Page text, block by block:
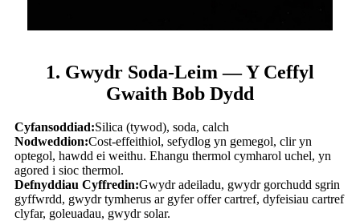
1. Gwydr Soda-Leim — Y Ceffyl
Gwaith Bob Dydd
Cyfansoddiad:Silica (tywod), soda, calch
Nodweddion:Cost-effeithiol, sefydlog yn gemegol, clir yn
optegol, hawdd ei weithu. Ehangu thermol cymharol uchel, yn
agored i sioc thermol.
Defnyddiau Cyffredin:Gwydr adeiladu, gwydr gorchudd sgrin
gyffwrdd, gwydr tymherus ar gyfer offer cartref, dyfeisiau cartref
clyfar, goleuadau, gwydr solar.